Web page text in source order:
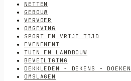
NETTEN
GEBOUW
VERVOER
OMGEVING
SPORT EN VRIJE TIJD
EVENEMENT
TUIN EN LANDBOUW
BEVEILIGING
DEKKLEDEN - DEKENS - DOEKEN
OMSLAGEN